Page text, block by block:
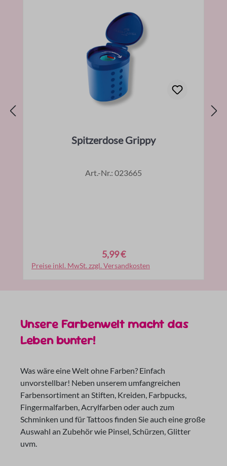
Spitzerdose Grippy
Art.-Nr.: 023665
5,99 €
Preise inkl. MwSt. zzgl. Versandkosten
In den Warenkorb
Unsere Farbenwelt macht das
Leben bunter!
Was wäre eine Welt ohne Farben? Einfach
unvorstellbar! Neben unserem umfangreichen
Farbensortiment an Stiften, Kreiden, Farbpucks,
Fingermalfarben, Acrylfarben oder auch zum
Schminken und für Tattoos finden Sie auch eine große
Auswahl an Zubehör wie Pinsel, Schürzen, Glitter
uvm.